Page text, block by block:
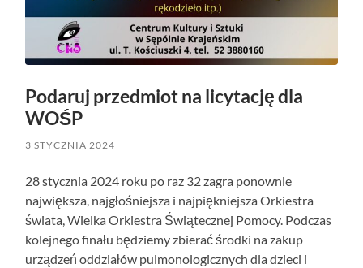
Podaruj przedmiot na licytację dla
WOŚP
3 STYCZNIA 2024
28 stycznia 2024 roku po raz 32 zagra ponownie
największa, najgłośniejsza i najpiękniejsza Orkiestra
świata, Wielka Orkiestra Świątecznej Pomocy. Podczas
kolejnego finału będziemy zbierać środki na zakup
urządzeń oddziałów pulmonologicznych dla dzieci i